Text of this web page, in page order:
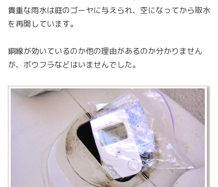
貴重な雨水は庭のゴーヤに与えられ、空になってから取水
を再開しています。
銅線が効いているのか他の理由があるのか分かりません
が、ボウフラなどはいませんでした。